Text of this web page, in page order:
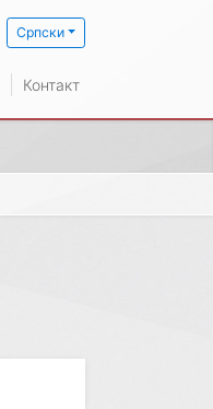
Српски
Контакт